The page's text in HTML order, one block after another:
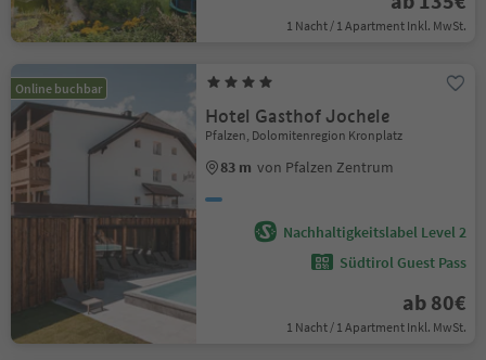
1 Nacht / 1 Apartment Inkl. MwSt.
Online buchbar
Hotel Gasthof Jochele
Pfalzen, Dolomitenregion Kronplatz
83 m von Pfalzen Zentrum
Nachhaltigkeitslabel Level 2
Südtirol Guest Pass
ab 80€
1 Nacht / 1 Apartment Inkl. MwSt.